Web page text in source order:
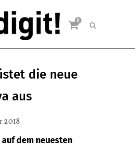
0
die neue
aus
2018
dem neuesten